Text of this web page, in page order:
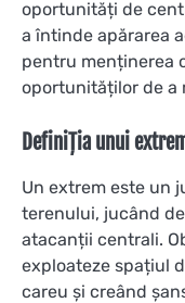
oportunități de
a întinde apărarea
pentru menținerea
oportunităților de a
Definiția unui
Un extrem este un
terenului, jucând
atacanții centrali.
exploateze spațiul
careu și creând